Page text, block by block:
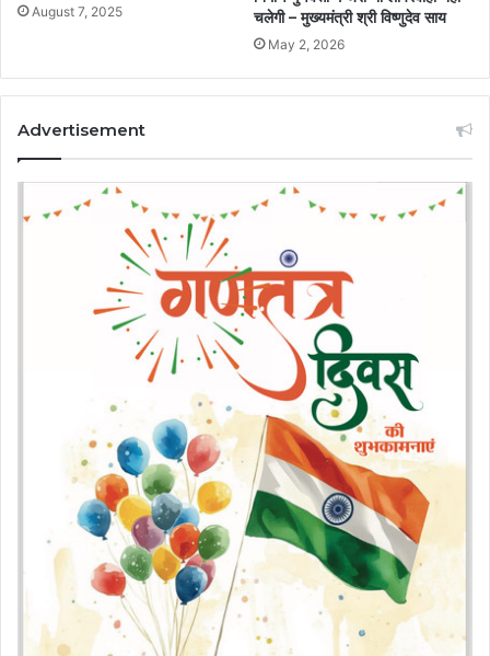
August 7, 2025
चलेगी – मुख्यमंत्री श्री विष्णुदेव साय
May 2, 2026
Advertisement